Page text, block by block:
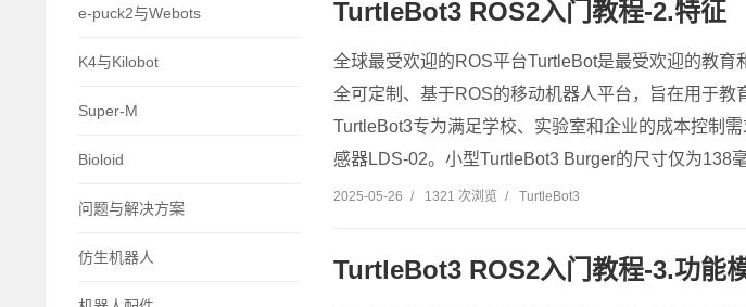
e-puck2与Webots
K4与Kilobot
Super-M
Bioloid
问题与解决方案
仿生机器人
TurtleBot3 ROS2入门教程-2.特征
全球最受欢迎的ROS平台TurtleBot是最受欢迎的教
全可定制、基于ROS的移动机器人平台，旨在用于
TurtleBot3专为满足学校、实验室和企业的成本控制
感器LDS-02。小型TurtleBot3 Burger的尺寸仅为138
2025-05-26 / 1321 次浏览 / TurtleBot3
TurtleBot3 ROS2入门教程-3.功能